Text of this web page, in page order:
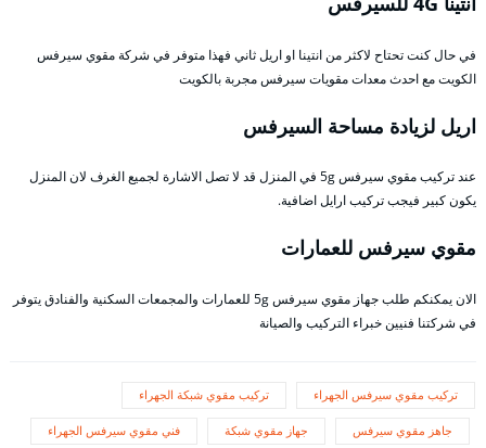
في حال كنت تحتاح لاكثر من انتينا او اريل ثاني فهذا متوفر في شركة مقوي سيرفس
الكويت مع احدث معدات مقويات سيرفس مجربة بالكويت
اريل لزيادة مساحة السيرفس
عند تركيب مقوي سيرفس 5g في المنزل قد لا تصل الاشارة لجميع الغرف لان المنزل
يكون كبير فيجب تركيب ارايل اضافية.
مقوي سيرفس للعمارات
الان يمكنكم طلب جهاز مقوي سيرفس 5g للعمارات والمجمعات السكنية والفنادق يتوفر
في شركتنا فنيين خبراء التركيب والصيانة
تركيب مقوي سيرفس الجهراء تركيب مقوي شبكة الجهراء
جاهز مقوي سيرفس جهاز مقوي شبكة فني مقوي سيرفس الجهراء